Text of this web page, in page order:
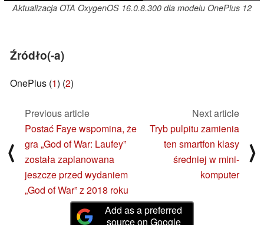
Aktualizacja OTA OxygenOS 16.0.8.300 dla modelu OnePlus 12
Źródło(-a)
OnePlus (1) (2)
⟨
Previous article
Postać Faye wspomina, że
gra „God of War: Laufey”
została zaplanowana
jeszcze przed wydaniem
„God of War” z 2018 roku
Next article
Tryb pulpitu zamienia
ten smartfon klasy
średniej w mini-
komputer
⟩
Add as a preferred
source on Google